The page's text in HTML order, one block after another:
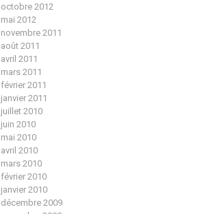
octobre 2012
mai 2012
novembre 2011
août 2011
avril 2011
mars 2011
février 2011
janvier 2011
juillet 2010
juin 2010
mai 2010
avril 2010
mars 2010
février 2010
janvier 2010
décembre 2009